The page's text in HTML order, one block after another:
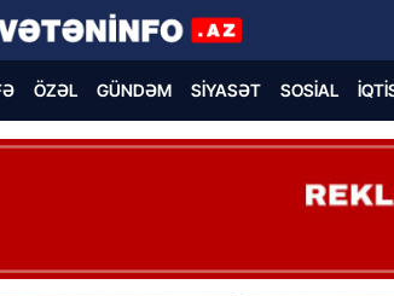
ÖZƏL GÜNDƏM SIYASƏT SOSIAL